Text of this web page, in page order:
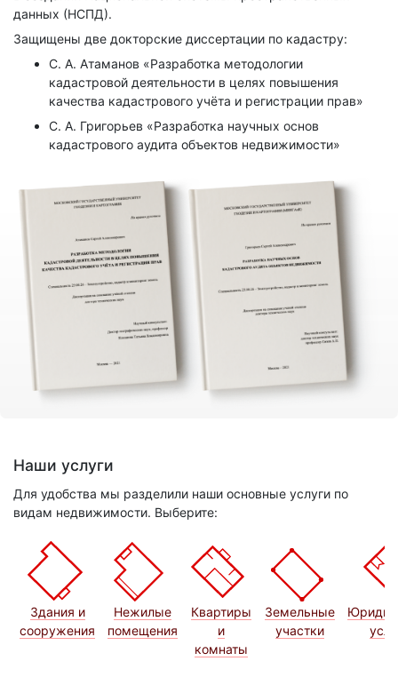
данных (НСПД).
Защищены две докторские диссертации по кадастру:
С. А. Атаманов «Разработка методологии
кадастровой деятельности в целях повышения
качества кадастрового учёта и регистрации прав»
С. А. Григорьев «Разработка научных основ
кадастрового аудита объектов недвижимости»
Наши услуги
Для удобства мы разделили наши основные услуги по
видам недвижимости. Выберите:
Здания и
сооружения
Нежилые
помещения
Квартиры
и
комнаты
Земельные
участки